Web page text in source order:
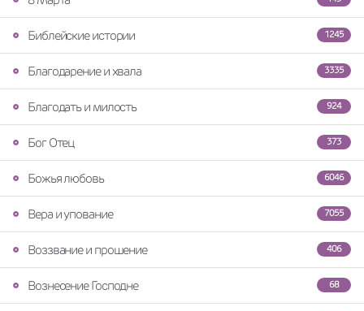
1245
Библейские истории
3335
Благодарение и хвала
924
Благодать и милость
373
Бог Отец
6046
Божья любовь
7055
Вера и упование
406
Воззвание и прошение
68
Вознесение Господне